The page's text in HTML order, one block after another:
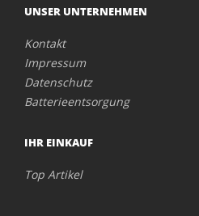
UNSER UNTERNEHMEN
Kontakt
Impressum
Datenschutz
Batterieentsorgung
IHR EINKAUF
Top Artikel